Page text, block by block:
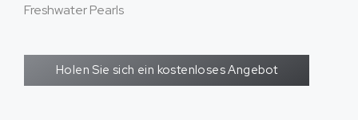
Freshwater Pearls
Holen Sie sich ein kostenloses Angebot